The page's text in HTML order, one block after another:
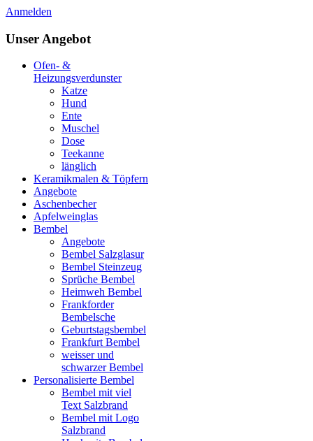
Anmelden
Unser Angebot
Ofen- &
Heizungsverdunster
Katze
Hund
Ente
Muschel
Dose
Teekanne
länglich
Keramikmalen & Töpfern
Angebote
Aschenbecher
Apfelweinglas
Bembel
Angebote
Bembel Salzglasur
Bembel Steinzeug
Sprüche Bembel
Heimweh Bembel
Frankforder
Bembelsche
Geburtstagsbembel
Frankfurt Bembel
weisser und
schwarzer Bembel
Personalisierte Bembel
Bembel mit viel
Text Salzbrand
Bembel mit Logo
Salzbrand